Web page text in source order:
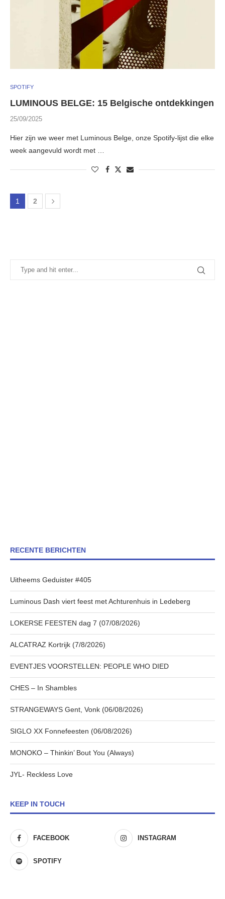
SPOTIFY
LUMINOUS BELGE: 15 Belgische ontdekkingen
25/09/2025
Hier zijn we weer met Luminous Belge, onze Spotify-lijst die elke
week aangevuld wordt met …
1 2
RECENTE BERICHTEN
Uitheems Geduister #405
Luminous Dash viert feest met Achturenhuis in Ledeberg
LOKERSE FEESTEN dag 7 (07/08/2026)
ALCATRAZ Kortrijk (7/8/2026)
EVENTJES VOORSTELLEN: PEOPLE WHO DIED
CHES – In Shambles
STRANGEWAYS Gent, Vonk (06/08/2026)
SIGLO XX Fonnefeesten (06/08/2026)
MONOKO – Thinkin’ Bout You (Always)
JYL- Reckless Love
KEEP IN TOUCH
FACEBOOK INSTAGRAM
SPOTIFY